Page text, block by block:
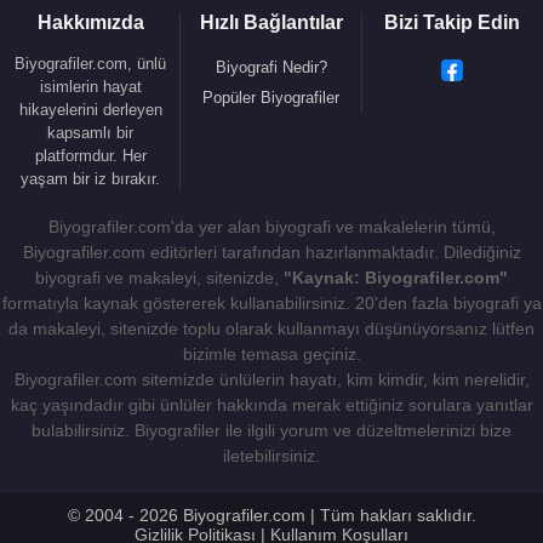
Kaynak:Biyografiler.com
Hakkımızda
Biyografiler.com, ünlü
isimlerin hayat
hikayelerini derleyen
kapsamlı bir
platformdur. Her
yaşam bir iz bırakır.
Hızlı Bağlantılar
Biyografi Nedir?
Popüler Biyografiler
Bizi Takip Edin
Biyografiler.com'da yer alan biyografi ve makalelerin tümü,
Biyografiler.com editörleri tarafından hazırlanmaktadır. Dilediğiniz
biyografi ve makaleyi, sitenizde, "Kaynak: Biyografiler.com"
formatıyla kaynak göstererek kullanabilirsiniz. 20'den fazla biyografi ya
da makaleyi, sitenizde toplu olarak kullanmayı düşünüyorsanız lütfen
bizimle temasa geçiniz.
Biyografiler.com sitemizde ünlülerin hayatı, kim kimdir, kim nerelidir,
kaç yaşındadır gibi ünlüler hakkında merak ettiğiniz sorulara yanıtlar
bulabilirsiniz. Biyografiler ile ilgili yorum ve düzeltmelerinizi bize
iletebilirsiniz.
© 2004 - 2026 Biyografiler.com | Tüm hakları saklıdır.
Gizlilik Politikası | Kullanım Koşulları